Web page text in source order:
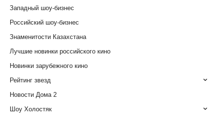
Западный шоу-бизнес
Российский шоу-бизнес
Знаменитости Казахстана
Лучшие новинки российского кино
Новинки зарубежного кино
Рейтинг звезд
Новости Дома 2
Шоу Холостяк